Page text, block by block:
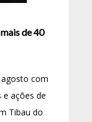
de 40
agosto com
e ações de
Tibau do